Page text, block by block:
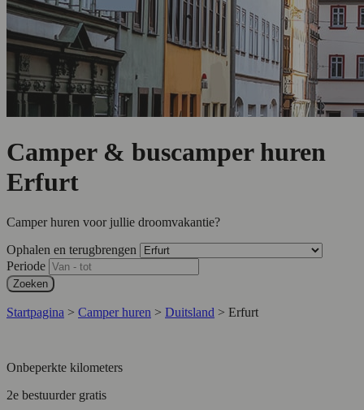
Camper & buscamper huren
Erfurt
Camper huren voor jullie droomvakantie?
Ophalen en terugbrengen
Periode
Zoeken
Startpagina > Camper huren > Duitsland > Erfurt
Onbeperkte kilometers
2e bestuurder gratis